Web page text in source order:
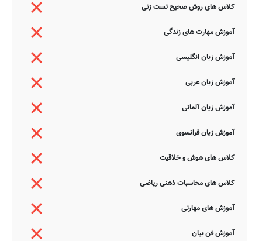
کلاس های روش صحیح تست زنی
آموزش مهارت های زندگی
آموزش زبان انگلیسی
آموزش زبان عربی
آموزش زبان آلمانی
آموزش زبان فرانسوی
کلاس های هوش و خلاقیت
کلاس های محاسبات ذهنی ریاضی
آموزش های مهارتی
آموزش فن بیان